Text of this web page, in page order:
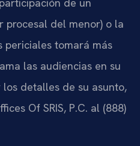
procesal del menor) o la
periciales tomará más
las audiencias en su
detalles de su asunto,
Of SRIS, P.C. al (888)